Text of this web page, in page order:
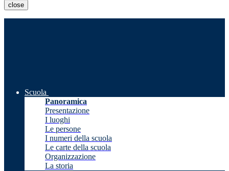
close
Scuola
Panoramica
Presentazione
I luoghi
Le persone
I numeri della scuola
Le carte della scuola
Organizzazione
La storia